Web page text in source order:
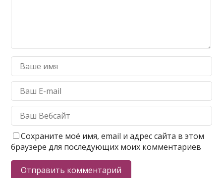
Сохраните моё имя, email и адрес сайта в этом
браузере для последующих моих комментариев